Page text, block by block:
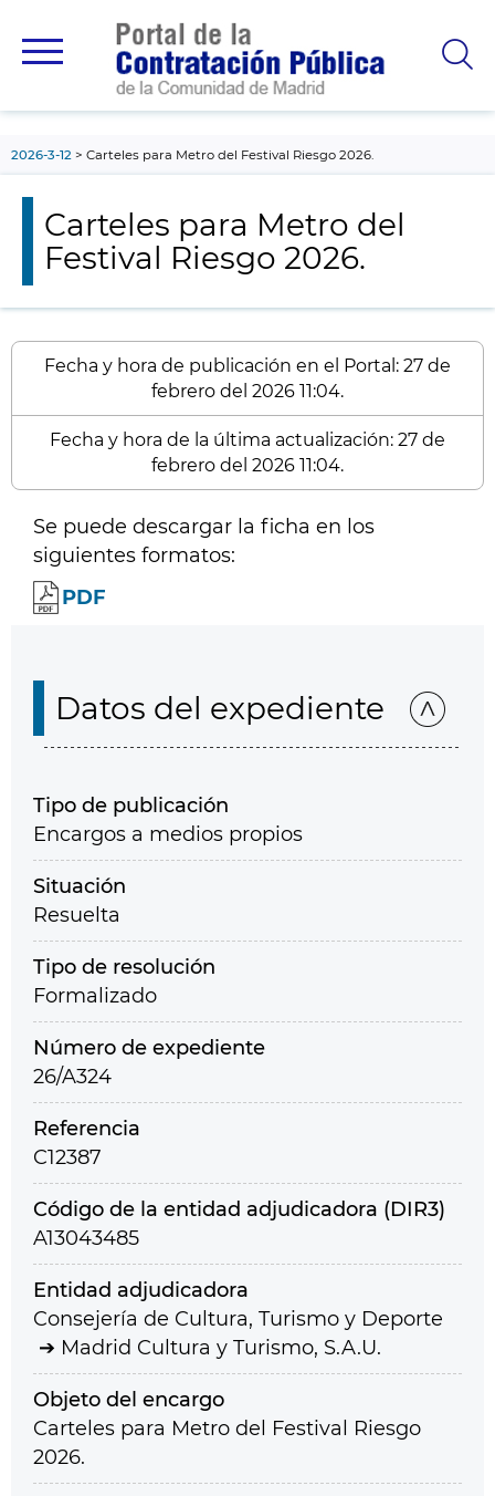
principal
2026-3-12 Carteles para Metro del Festival Riesgo 2026.
Carteles para Metro del
Festival Riesgo 2026.
Fecha y hora de publicación en el Portal: 27 de
febrero del 2026 11:04.
Fecha y hora de la última actualización: 27 de
febrero del 2026 11:04.
Se puede descargar la ficha en los
siguientes formatos:
PDF
Datos del expediente
Tipo de publicación
Encargos a medios propios
Situación
Resuelta
Tipo de resolución
Formalizado
Número de expediente
26/A324
Referencia
C12387
Código de la entidad adjudicadora (DIR3)
A13043485
Entidad adjudicadora
Consejería de Cultura, Turismo y Deporte
Madrid Cultura y Turismo, S.A.U.
Objeto del encargo
Carteles para Metro del Festival Riesgo
2026.